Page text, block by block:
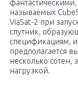
называемых
ViaSat-2 при
спутник,
спецификациям,
предполагается
несколько сотен,
нагрузкой.